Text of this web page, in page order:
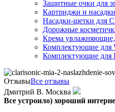
Защитные очки для
Картриджи и
Насадки-щетки для
Дорожные
Крема увлажняющие,
Комплектующие для
Комплектующие для
ОтзывыВсе отзывы
Дмитрий В. Москва
Все устроило) хороший